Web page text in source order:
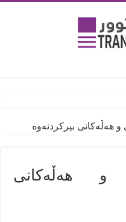
هەڵەکانی بیرکردنەوە
و هەڵەکانی